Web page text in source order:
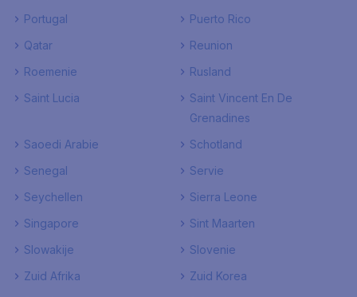
Portugal
Puerto Rico
Qatar
Reunion
Roemenie
Rusland
Saint Lucia
Saint Vincent En De
Grenadines
Saoedi Arabie
Schotland
Senegal
Servie
Seychellen
Sierra Leone
Singapore
Sint Maarten
Slowakije
Slovenie
Zuid Afrika
Zuid Korea